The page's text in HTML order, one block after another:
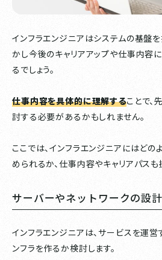
インフラエンジニアはシステムの基盤
かし今後のキャリアアップや仕事内容
るでしょう。
仕事内容を具体的に理解することで、
討する必要があるかもしれません。
ここでは、インフラエンジニアにはど
められるか、仕事内容やキャリアパスも
サーバーやネットワークの設計
インフラエンジニアは、サービスを運営
ンフラを作るか検討します。